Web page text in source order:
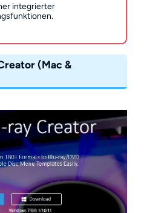
integrierter
(Mac &